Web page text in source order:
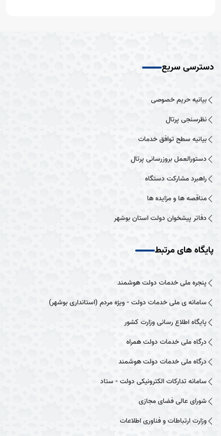
دسترسی سریع
بیانیه حریم خصوصی
نظرسنجی پرتال
بیانیه سطح توافق خدمات
دستورالعمل بروزرسانی پرتال
راهبرد مشارکت دستگاه
مناقصه ها و مزایده ها
دفاتر پیشخوان دولت استان بوشهر
پایگاه های مرتبط
پنجره ملی خدمات دولت هوشمند
سامانه ی ملی خدمات دولت - ویژه مردم (استانداری بوشهر)
پایگاه اطلاع رسانی وزارت کشور
درگاه ملی خدمات دولت همراه
درگاه ملی خدمات دولت هوشمند
سامانه تدارکات الکترونیکی دولت - ستاد
شورای عالی فضای مجازی
وزارت ارتباطات و فناوری اطلاعات